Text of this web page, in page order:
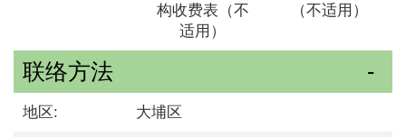
构收费表（不
适用）
（不适用）
联络方法
地区: 大埔区